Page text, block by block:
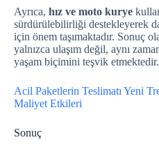
Ayrıca, hız ve moto kurye
sürdürülebilirliği destekleyerek
için önem taşımaktadır. Sonuç
yalnızca ulaşım değil, aynı
yaşam biçimini teşvik etmektedir.
Acil Paketlerin Teslimatı Yeni
Maliyet Etkileri
Sonuç